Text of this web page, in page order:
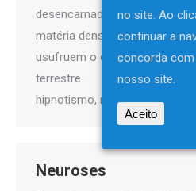
desencarnados que ainda
matéria densa, junto dos
usufruem o equipamento
terrestre. Quem assiste
hipnotismo, nas exibições
Neuroses
no site. Ao
continuar a
concorda
nosso site.
Aceito